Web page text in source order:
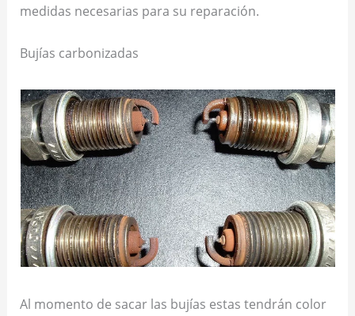
medidas necesarias para su reparación.
Bujías carbonizadas
Al momento de sacar las bujías estas tendrán color